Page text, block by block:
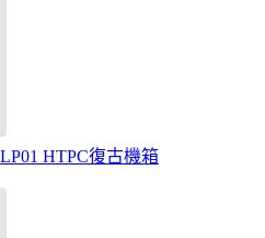
HTPC復古機箱